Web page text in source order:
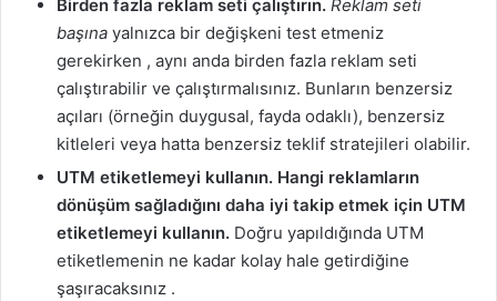
Birden fazla reklam seti çalıştırın. Reklam seti
başına yalnızca bir değişkeni test etmeniz
gerekirken , aynı anda birden fazla reklam seti
çalıştırabilir ve çalıştırmalısınız. Bunların benzersiz
açıları (örneğin duygusal, fayda odaklı), benzersiz
kitleleri veya hatta benzersiz teklif stratejileri olabilir.
UTM etiketlemeyi kullanın. Hangi reklamların
dönüşüm sağladığını daha iyi takip etmek için UTM
etiketlemeyi kullanın. Doğru yapıldığında UTM
etiketlemenin ne kadar kolay hale getirdiğine
şaşıracaksınız .